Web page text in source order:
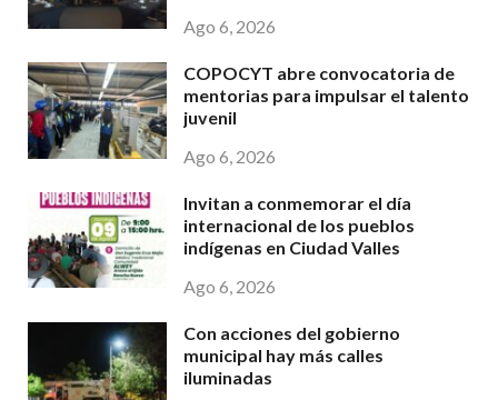
Ago 6, 2026
COPOCYT abre convocatoria de
mentorias para impulsar el talento
juvenil
Ago 6, 2026
Invitan a conmemorar el día
internacional de los pueblos
indígenas en Ciudad Valles
Ago 6, 2026
Con acciones del gobierno
municipal hay más calles
iluminadas